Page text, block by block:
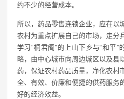
约不少的经营成本。
所以，药品零售连锁企业，应在以
农村为重点扩展自己的市场，走分
学习“桐君阁”的上山下乡与“和平”
略，由中心城市向周边城区以及县
药，保证农村药品质量，净化农村
全、有效、价廉和便捷的供药服务
好的经济效益。